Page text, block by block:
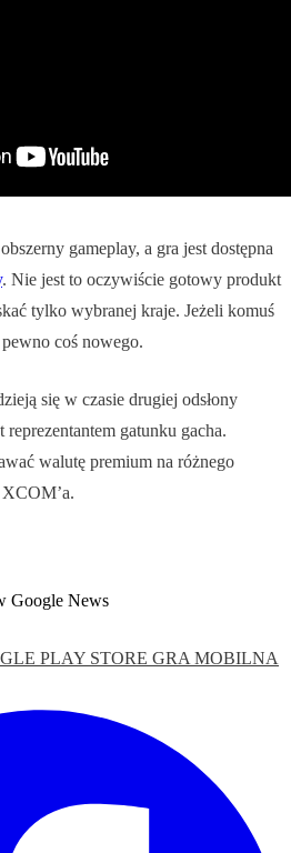
gameplay, a gra jest dostępna
. Nie jest to oczywiście gotowy produkt
tylko wybranej kraje. Jeżeli komuś
coś nowego.
się w czasie drugiej odsłony
gatunku gacha.
walutę premium na różnego
Google News
PLAY STORE GRA MOBILNA